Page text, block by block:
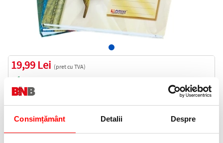
Consimțământ Detalii Despre
19,99 Lei (pret cu TVA)
20 puncte de fidelitate
Cod produs:REGC96A4